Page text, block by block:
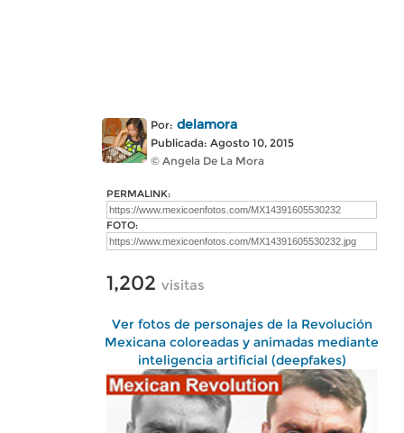
Por: delamora
Publicada: Agosto 10, 2015
© Angela De La Mora
PERMALINK:
FOTO:
1,202 visitas
Ver fotos de personajes de la Revolución
Mexicana coloreadas y animadas mediante
inteligencia artificial (deepfakes)